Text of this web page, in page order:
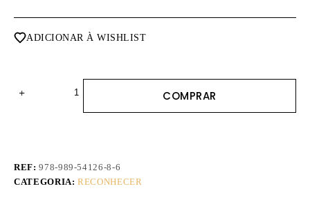
ADICIONAR À WISHLIST
de
COMPRAR
REF:978-989-54126-8-6
CATEGORIA:RECONHECER